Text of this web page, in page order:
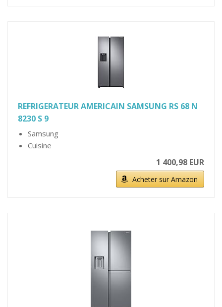
REFRIGERATEUR AMERICAIN SAMSUNG RS 68 N
8230 S 9
Samsung
Cuisine
1 400,98 EUR
Acheter sur Amazon